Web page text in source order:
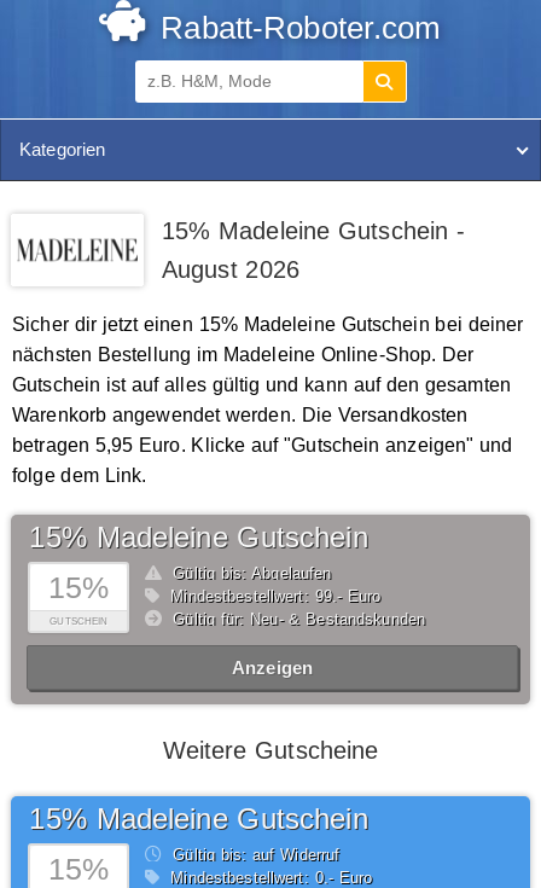
Rabatt-Roboter.com
Kategorien
15% Madeleine Gutschein -
August 2026
Sicher dir jetzt einen 15% Madeleine Gutschein bei deiner
nächsten Bestellung im Madeleine Online-Shop. Der
Gutschein ist auf alles gültig und kann auf den gesamten
Warenkorb angewendet werden. Die Versandkosten
betragen 5,95 Euro. Klicke auf "Gutschein anzeigen" und
folge dem Link.
15%
GUTSCHEIN
15% Madeleine Gutschein
Gültig bis: Abgelaufen
Mindestbestellwert: 99,- Euro
Gültig für: Neu- & Bestandskunden
Anzeigen
Weitere Gutscheine
15%
15% Madeleine Gutschein
Gültig bis: auf Widerruf
Mindestbestellwert: 0,- Euro